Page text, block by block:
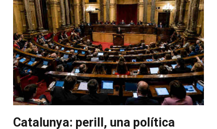
Catalunya: perill, una política